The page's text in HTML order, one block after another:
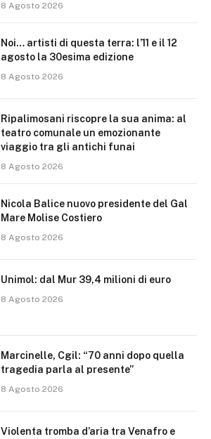
8 Agosto 2026
Noi… artisti di questa terra: l’11 e il 12
agosto la 30esima edizione
8 Agosto 2026
Ripalimosani riscopre la sua anima: al
teatro comunale un emozionante
viaggio tra gli antichi funai
8 Agosto 2026
Nicola Balice nuovo presidente del Gal
Mare Molise Costiero
8 Agosto 2026
Unimol: dal Mur 39,4 milioni di euro
8 Agosto 2026
Marcinelle, Cgil: “70 anni dopo quella
tragedia parla al presente”
8 Agosto 2026
Violenta tromba d’aria tra Venafro e